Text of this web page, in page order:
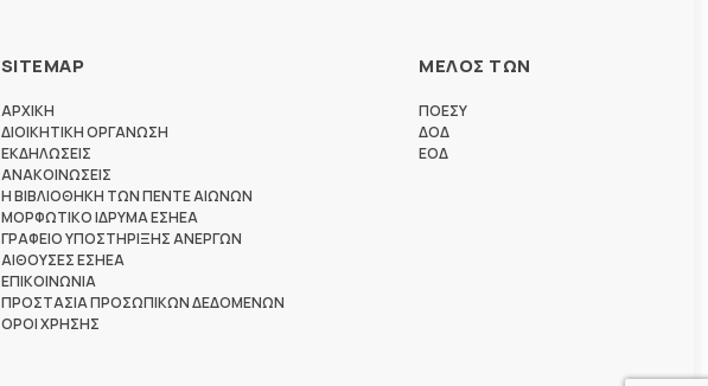
SITEMAP
ΑΡΧΙΚΗ
ΔΙΟΙΚΗΤΙΚΗ ΟΡΓΑΝΩΣΗ
ΕΚΔΗΛΩΣΕΙΣ
ΑΝΑΚΟΙΝΩΣΕΙΣ
Η ΒΙΒΛΙΟΘΗΚΗ ΤΩΝ ΠΕΝΤΕ ΑΙΩΝΩΝ
ΜΟΡΦΩΤΙΚΟ ΙΔΡΥΜΑ ΕΣΗΕΑ
ΓΡΑΦΕΙΟ ΥΠΟΣΤΗΡΙΞΗΣ ΑΝΕΡΓΩΝ
ΑΙΘΟΥΣΕΣ ΕΣΗΕΑ
ΕΠΙΚΟΙΝΩΝΙΑ
ΠΡΟΣΤΑΣΙΑ ΠΡΟΣΩΠΙΚΩΝ ΔΕΔΟΜΕΝΩΝ
ΟΡΟΙ ΧΡΗΣΗΣ
ΜΕΛΟΣ ΤΩΝ
ΠΟΕΣΥ
ΔΟΔ
ΕΟΔ